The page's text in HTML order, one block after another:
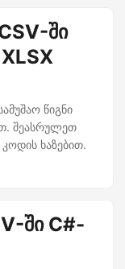
ში
წიგნი
შეასრულეთ
ხაზებით.
ში C#-